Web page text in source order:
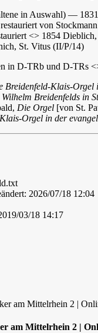
in Auswahl) —
von
<> 1854
St. Vitus (II/P/14)
in D-TRb und D-TRs
Breidenfeld-Klais-Orgel
Breidenfelds in
Die Orgel [von St.
Orgel in der
2026/07/18 12:04
03/18 14:17
am Mittelrhein 2 |